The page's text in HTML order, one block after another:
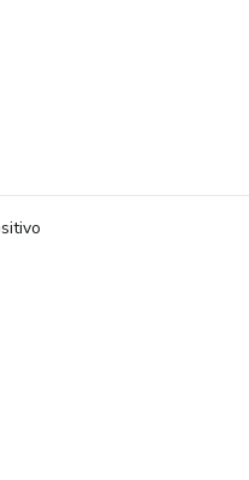
os padrões que o